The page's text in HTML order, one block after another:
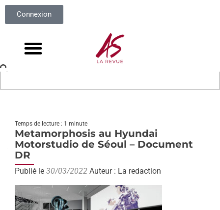
Connexion
Temps de lecture : 1 minute
Metamorphosis au Hyundai
Motorstudio de Séoul – Document
DR
Publié le 30/03/2022 Auteur : La redaction